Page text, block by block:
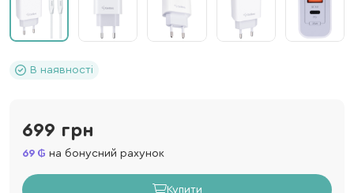
В наявності
699 грн
69 на бонусний рахунок
Купити